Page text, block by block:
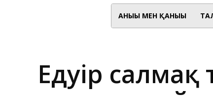
АНЫҒЫ МЕН ҚАНЫҒЫ
Едәуір